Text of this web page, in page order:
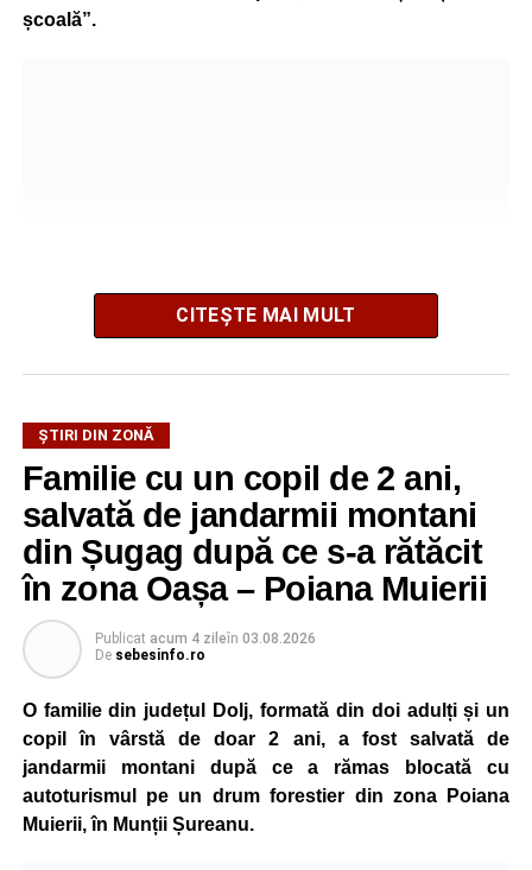
școală”.
La ediția din acest an au participat peste 200 de cadre
didactice din întreaga țară. Printre participanți s-au aflat
profesori debutanți, profesori cu experiență, inspectori
școlari, directori de școli, consilieri școlari, educatori și
învățători, reprezentând aproape toate disciplinele din
sistemul de învățământ.
Participare, consens și asumare în școală
Tema ediției din acest an a pornit de la convingerea că
importante resurse: experiența profesorilor. Provocarea nu
este lipsa ideilor, ci identificarea unor contexte în care
acestea să poată fi ascultate, validate și transformate în
proiecte comune.
CITEȘTE MAI MULT
ȘTIRI DIN ZONĂ
Familie cu un copil de 2 ani,
salvată de jandarmii montani
din Șugag după ce s-a rătăcit
în zona Oașa – Poiana Muierii
Publicat acum 4 zileîn 03.08.2026
De sebesinfo.ro
O familie din județul Dolj, formată din doi adulți și un
copil în vârstă de doar 2 ani, a fost salvată de
jandarmii montani după ce a rămas blocată cu
autoturismul pe un drum forestier din zona Poiana
Muierii, în Munții Șureanu.